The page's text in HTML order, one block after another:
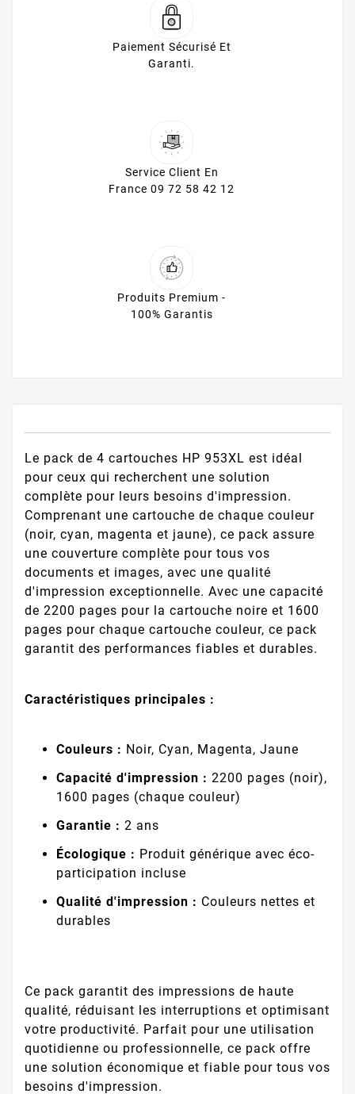
Paiement Sécurisé Et
Garanti.
Service Client En
France 09 72 58 42 12
Produits Premium -
100% Garantis
Le pack de 4 cartouches HP 953XL est idéal
pour ceux qui recherchent une solution
complète pour leurs besoins d'impression.
Comprenant une cartouche de chaque couleur
(noir, cyan, magenta et jaune), ce pack assure
une couverture complète pour tous vos
documents et images, avec une qualité
d'impression exceptionnelle. Avec une capacité
de 2200 pages pour la cartouche noire et 1600
pages pour chaque cartouche couleur, ce pack
garantit des performances fiables et durables.
Caractéristiques principales :
Couleurs : Noir, Cyan, Magenta, Jaune
Capacité d'impression : 2200 pages (noir),
1600 pages (chaque couleur)
Garantie : 2 ans
Écologique : Produit générique avec éco-
participation incluse
Qualité d'impression : Couleurs nettes et
durables
Ce pack garantit des impressions de haute
qualité, réduisant les interruptions et optimisant
votre productivité. Parfait pour une utilisation
quotidienne ou professionnelle, ce pack offre
une solution économique et fiable pour tous vos
besoins d'impression.